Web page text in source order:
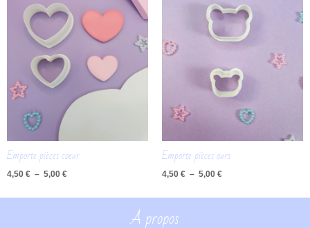
Emporte pièces coeur
4,50 € – 5,00 €
5,00 €
Emporte pièces ours
4,50 € – 5,00 €
5,00 €
A propos